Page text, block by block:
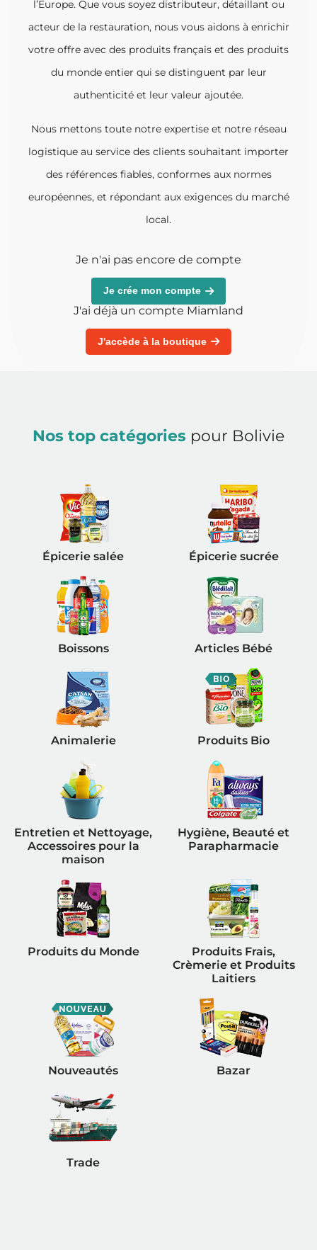
l’Europe. Que vous soyez distributeur, détaillant ou
acteur de la restauration, nous vous aidons à enrichir
votre offre avec des produits français et des produits
du monde entier qui se distinguent par leur
authenticité et leur valeur ajoutée.
Nous mettons toute notre expertise et notre réseau
logistique au service des clients souhaitant importer
des références fiables, conformes aux normes
européennes, et répondant aux exigences du marché
local.
Je n'ai pas encore de compte
Je crée mon compte
J'ai déjà un compte Miamland
J'accède à la boutique
Nos top catégories pour Bolivie
Épicerie salée Épicerie sucrée
Boissons Articles Bébé
Animalerie Produits Bio
Entretien et Nettoyage,
Accessoires pour la
maison
Hygiène, Beauté et
Parapharmacie
Produits du Monde
Produits Frais,
Crèmerie et Produits
Laitiers
Nouveautés Bazar
Trade